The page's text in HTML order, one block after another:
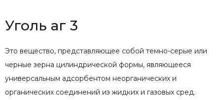
Уголь аг 3
Это вещество, представляющее собой темно-серые или
черные зерна цилиндрической формы, являющееся
универсальным адсорбентом неорганических и
органических соединений из жидких и газовых сред.